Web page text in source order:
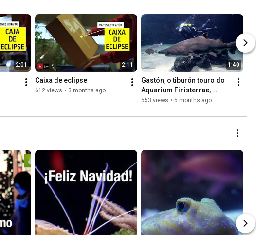
2:01 2:11
Caixa de eclipse
612 views • 3 months ago
1:40
Gastón, o tiburón touro do
Aquarium Finisterrae,
cumpre 20 anos na Coruña
553 views • 5 months ago